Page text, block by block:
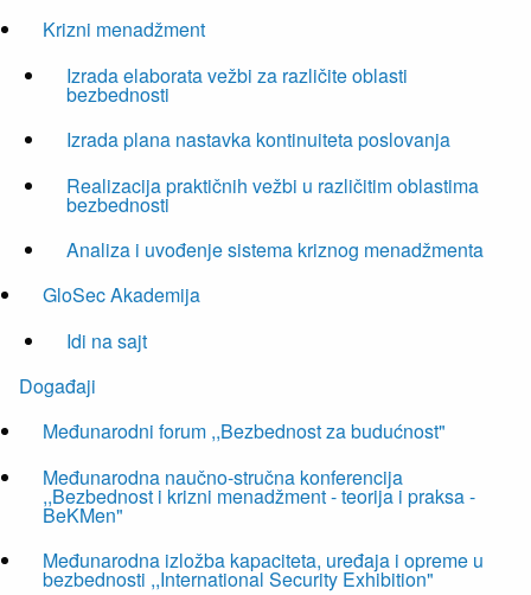
Krizni menadžment
Izrada elaborata vežbi za različite oblasti
bezbednosti
Izrada plana nastavka kontinuiteta poslovanja
Realizacija praktičnih vežbi u različitim oblastima
bezbednosti
Analiza i uvođenje sistema kriznog menadžmenta
GloSec Akademija
Idi na sajt
Događaji
Međunarodni forum ,,Bezbednost za budućnost"
Međunarodna naučno-stručna konferencija
,,Bezbednost i krizni menadžment - teorija i praksa -
BeKMen"
Međunarodna izložba kapaciteta, uređaja i opreme u
bezbednosti ,,International Security Exhibition"